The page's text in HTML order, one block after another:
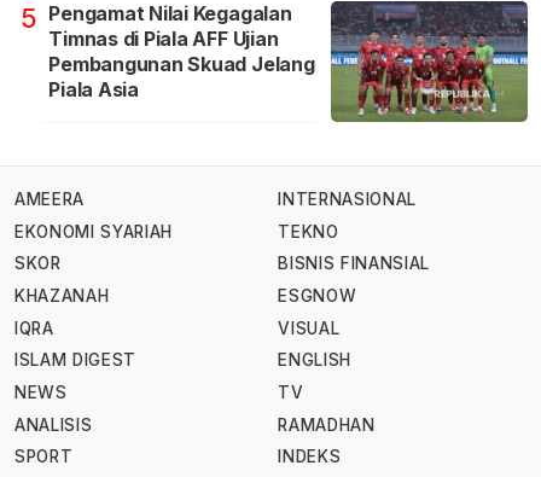
5 Pengamat Nilai Kegagalan
Timnas di Piala AFF Ujian
Pembangunan Skuad Jelang
Piala Asia
AMEERA
EKONOMI SYARIAH
SKOR
KHAZANAH
IQRA
ISLAM DIGEST
NEWS
ANALISIS
SPORT
INTERNASIONAL
TEKNO
BISNIS FINANSIAL
ESGNOW
VISUAL
ENGLISH
TV
RAMADHAN
INDEKS